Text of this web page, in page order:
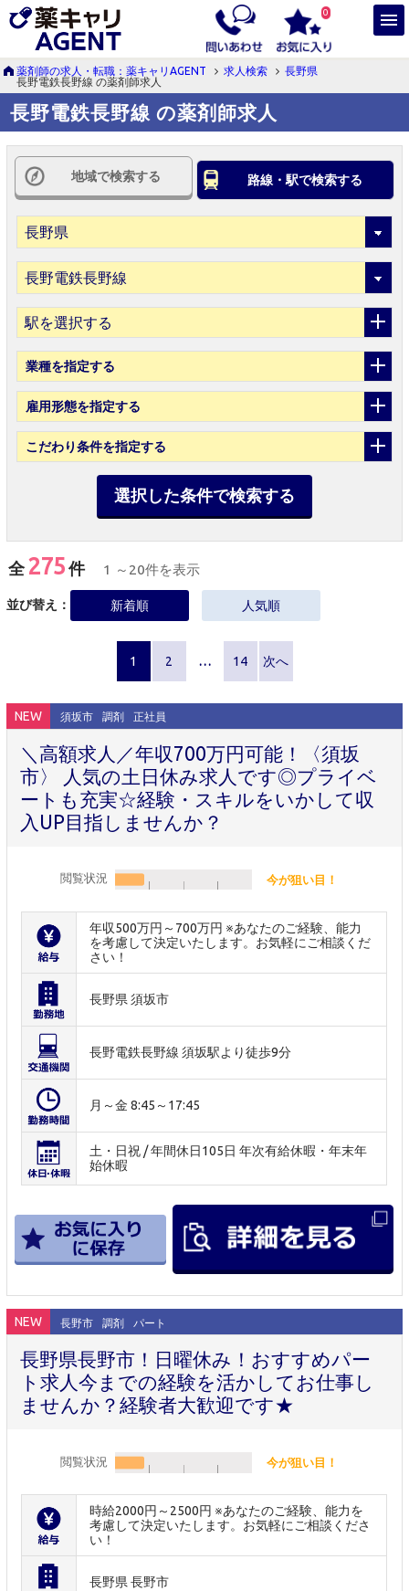
0
薬剤師の求人・転職：薬キャリAGENT 求人検索
長野県
長野電鉄長野線 の薬剤師求人
長野電鉄長野線 の薬剤師求人
地域で検索する 路線・駅で検索する
駅を選択する
業種を指定する
雇用形態を指定する
こだわり条件を指定する
選択した条件で検索する
全275 件 1 ～20件を表示
並び替え： 新着順 人気順
1 2 … 14 次へ
NEW 須坂市 調剤 正社員
＼高額求人／年収700万円可能！〈須坂
市〉 人気の土日休み求人です◎プライベ
ートも充実☆経験・スキルをいかして収
入UP目指しませんか？
閲覧状況 今が狙い目！
年収500万円～700万円 ※あなたのご経験、能力
を考慮して決定いたします。お気軽にご相談くだ
さい！
長野県 須坂市
長野電鉄長野線 須坂駅より徒歩9分
月～金 8:45～17:45
土・日祝 / 年間休日105日 年次有給休暇・年末年
始休暇
NEW 長野市 調剤 パート
長野県長野市！日曜休み！おすすめパー
ト求人今までの経験を活かしてお仕事し
ませんか？経験者大歓迎です★
閲覧状況 今が狙い目！
時給2000円～2500円 ※あなたのご経験、能力を
考慮して決定いたします。お気軽にご相談くださ
い！
長野県 長野市